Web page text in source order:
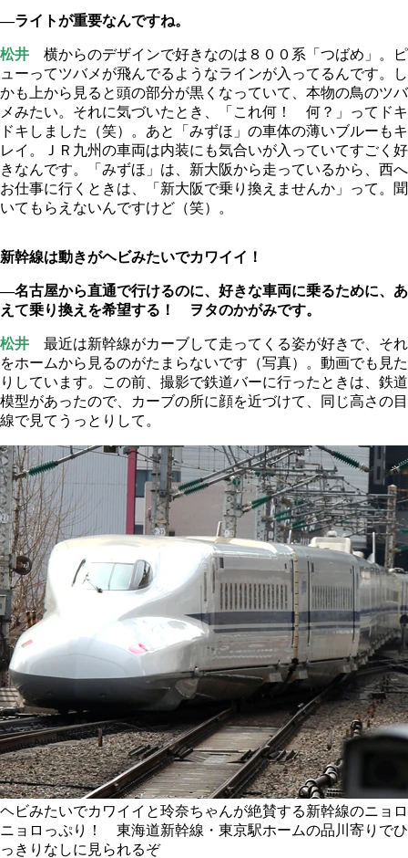
―ライトが重要なんですね。
松井 横からのデザインで好きなのは８００系「つばめ」。ピ
ューってツバメが飛んでるようなラインが入ってるんです。し
かも上から見ると頭の部分が黒くなっていて、本物の鳥のツバ
メみたい。それに気づいたとき、「これ何！ 何？」ってドキ
ドキしました（笑）。あと「みずほ」の車体の薄いブルーもキ
レイ。ＪＲ九州の車両は内装にも気合いが入っていてすごく好
きなんです。「みずほ」は、新大阪から走っているから、西へ
お仕事に行くときは、「新大阪で乗り換えませんか」って。聞
いてもらえないんですけど（笑）。
新幹線は動きがヘビみたいでカワイイ！
―名古屋から直通で行けるのに、好きな車両に乗るために、あ
えて乗り換えを希望する！ ヲタのかがみです。
松井 最近は新幹線がカーブして走ってくる姿が好きで、それ
をホームから見るのがたまらないです（写真）。動画でも見た
りしています。この前、撮影で鉄道バーに行ったときは、鉄道
模型があったので、カーブの所に顔を近づけて、同じ高さの目
線で見てうっとりして。
ヘビみたいでカワイイと玲奈ちゃんが絶賛する新幹線のニョロ
ニョロっぷり！ 東海道新幹線・東京駅ホームの品川寄りでひ
っきりなしに見られるぞ